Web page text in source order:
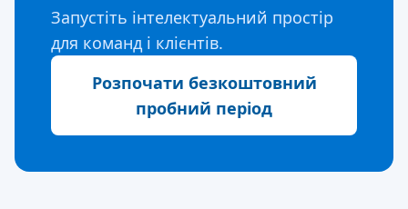
Запустіть інтелектуальний простір
для команд і клієнтів.
Розпочати безкоштовний
пробний період